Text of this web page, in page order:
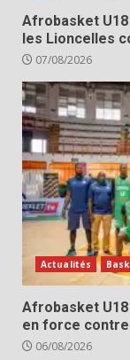
Afrobasket
les Lioncelles
07/08/2026
Actualités
Afrobasket
en force contre
06/08/2026